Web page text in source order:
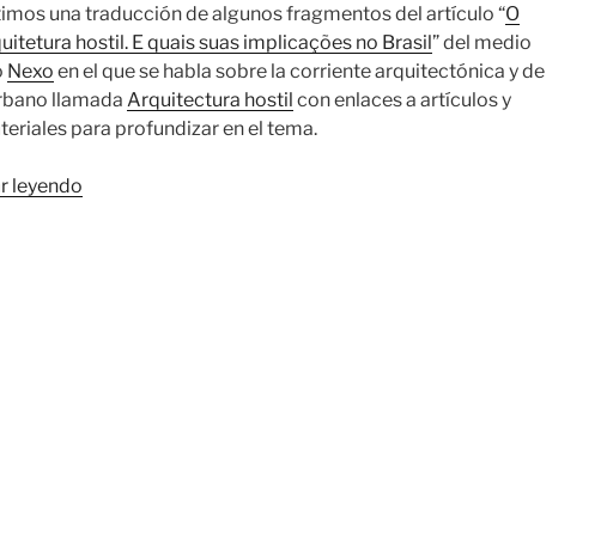
una traducción de algunos fragmentos del artículo “O
hostil. E quais suas implicações no Brasil” del medio
Nexo en el que se habla sobre la corriente arquitectónica y de
llamada Arquitectura hostil con enlaces a artículos y
para profundizar en el tema.
leyendo